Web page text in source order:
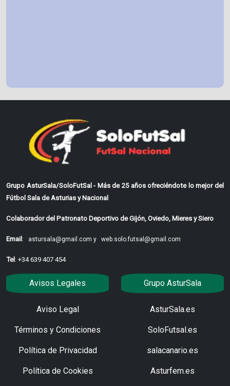
Grupo AsturSala/SoloFutSal - Más de 25 años ofreciéndote lo mejor del
Fútbol Sala de Asturias y Nacional
Colaborador del Patronato Deportivo de Gijón, Oviedo, Mieres y Siero
Email : astursala@gmail.com y web.solo.futsal@gmail.com
Tel : +34 639 407 454
Avisos Legales
Aviso Legal
Términos y Condiciones
Política de Privacidad
Política de Cookies
Grupo AsturSala
AsturSala.es
SoloFutsal.es
salacanario.es
Asturfem.es